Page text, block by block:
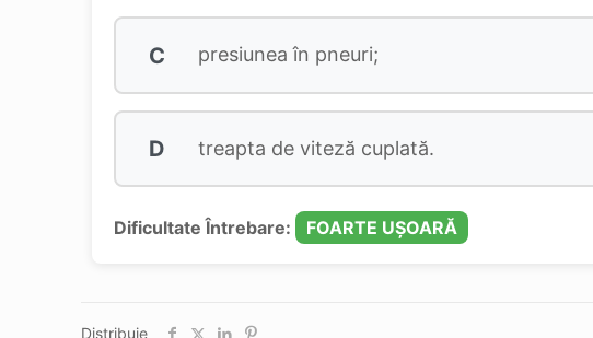
C presiunea în pneuri;
D treapta de viteză cuplată.
Dificultate Întrebare: FOARTE UȘOARĂ
Distribuie